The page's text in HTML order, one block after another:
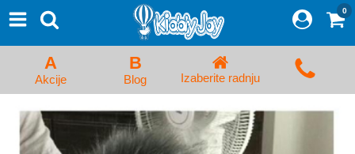
Proizvodi
Početna Prijava/Registracija
Kolica za bebe i dečija kolica
Auto sedišta za decu i bebe
0
A
Akcije
B
Blog Izaberite radnju